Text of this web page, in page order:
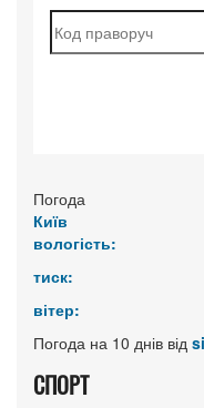
Погода
Київ
вологість:
тиск:
вітер:
Погода на 10 днів від
СПОРТ